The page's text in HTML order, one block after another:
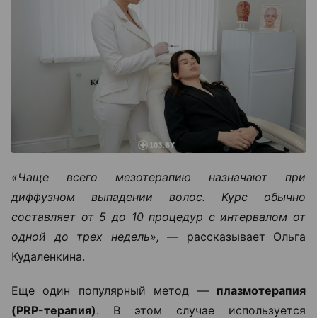
«Чаще всего мезотерапию назначают при
диффузном выпадении волос. Курс обычно
составляет от 5 до 10 процедур с интервалом от
одной до трех недель», — рассказывает Ольга
Кудаленкина.
Еще один популярный метод — плазмотерапия
(PRP-терапия). В этом случае используется